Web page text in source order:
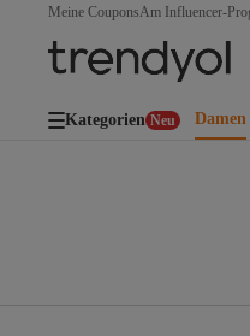
Meine CouponsAm Influencer-
Kategorien Neu Damen